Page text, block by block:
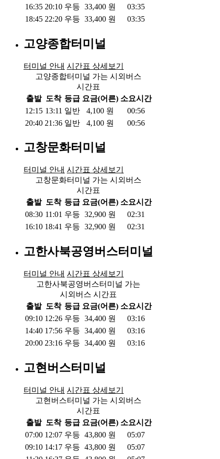
16:35 20:10 우등 33,400 원
03:35
18:45 22:20 우등 33,400 원 03:35
고양종합터미널
터미널 안내 시간표 상세보기
고양종합터미널 가는 시외버스
시간표
출발 도착 등급 요금(어른) 소요시간
12:15 13:11 일반 4,100 원
00:56
20:40 21:36 일반 4,100 원 00:56
고창문화터미널
터미널 안내 시간표 상세보기
고창문화터미널 가는 시외버스
시간표
출발 도착 등급 요금(어른) 소요시간
08:30 11:01 우등 32,900 원
02:31
16:10 18:41 우등 32,900 원 02:31
고한사북공영버스터미널
터미널 안내 시간표 상세보기
고한사북공영버스터미널 가는
시외버스 시간표
출발 도착 등급 요금(어른) 소요시간
09:10 12:26 우등 34,400 원
03:16
14:40 17:56 우등 34,400 원
03:16
20:00 23:16 우등 34,400 원 03:16
고현버스터미널
터미널 안내 시간표 상세보기
고현버스터미널 가는 시외버스
시간표
출발 도착 등급 요금(어른) 소요시간
07:00 12:07 우등 43,800 원
05:07
09:10 14:17 우등 43,800 원
05:07